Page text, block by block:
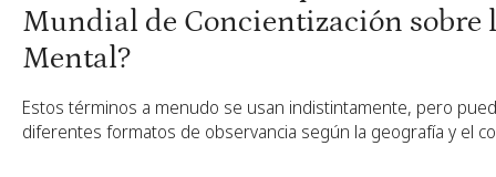
Mundial de Concientización sobre
Mental?
Estos términos a menudo se usan indistintamente, pero
diferentes formatos de observancia según la geografía y el